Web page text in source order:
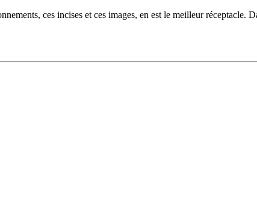
ces incises et ces images, en est le meilleur réceptacle.